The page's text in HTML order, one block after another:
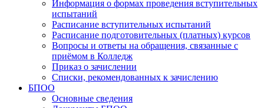
Информация о формах проведения вступительных
испытаний
Расписание вступительных испытаний
Расписание подготовительных (платных) курсов
Вопросы и ответы на обращения, связанные с
приёмом в Колледж
Приказ о зачислении
Списки, рекомендованных к зачислению
БПОО
Основные сведения